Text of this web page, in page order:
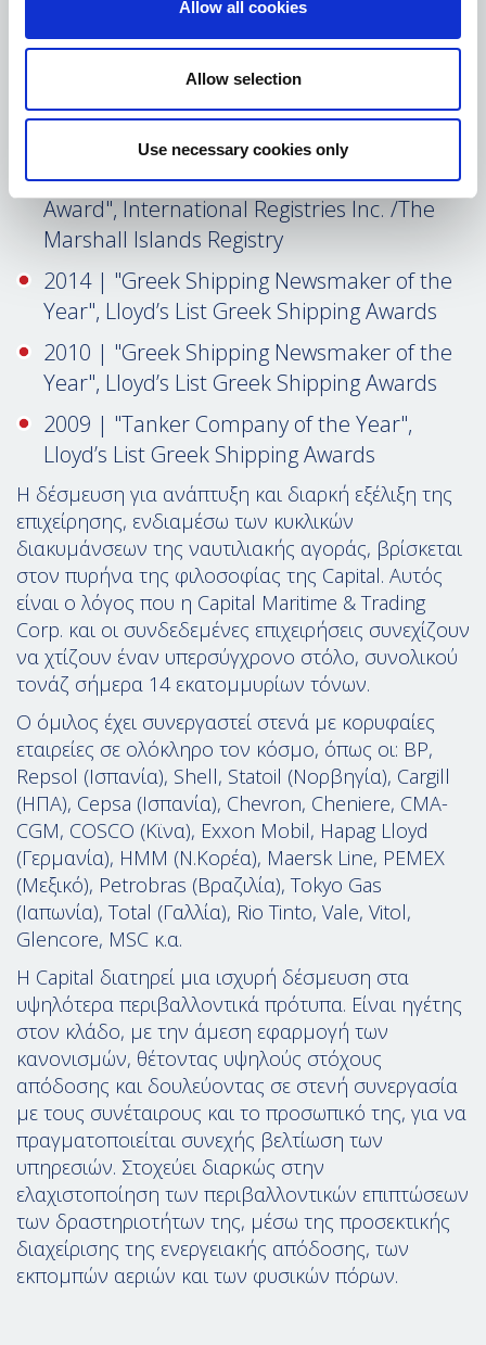
Allow all cookies
Allow selection
Use necessary cookies only
Management and Operations", Lloyd's
Register of Shipping
2017 | "Greek Shipping Personality of the
Year”, Lloyd’s List Greek Shipping Awards
2016 | "Χenakoudis Excellence in Shipping
Award", International Registries Inc. /The
Marshall Islands Registry
2014 | "Greek Shipping Newsmaker of the
Year", Lloyd’s List Greek Shipping Awards
2010 | "Greek Shipping Newsmaker of the
Year", Lloyd’s List Greek Shipping Awards
2009 | "Tanker Company of the Year",
Lloyd’s List Greek Shipping Awards
Η δέσμευση για ανάπτυξη και διαρκή εξέλιξη της
επιχείρησης, ενδιαμέσω των κυκλικών
διακυμάνσεων της ναυτιλιακής αγοράς, βρίσκεται
στον πυρήνα της φιλοσοφίας της Capital. Αυτός
είναι ο λόγος που η Capital Maritime & Trading
Corp. και οι συνδεδεμένες επιχειρήσεις συνεχίζουν
να χτίζουν έναν υπερσύγχρονο στόλο, συνολικού
τονάζ σήμερα 14 εκατομμυρίων τόνων.
Ο όμιλος έχει συνεργαστεί στενά με κορυφαίες
εταιρείες σε ολόκληρο τον κόσμο, όπως οι: BP,
Repsol (Ισπανία), Shell, Statoil (Νορβηγία), Cargill
(ΗΠΑ), Cepsa (Ισπανία), Chevron, Cheniere, CMA-
CGM, COSCO (Κϊνα), Exxon Mobil, Hapag Lloyd
(Γερμανία), HMM (Ν.Κορέα), Maersk Line, PEMEX
(Μεξικό), Petrobras (Βραζιλία), Tokyo Gas
(Ιαπωνία), Total (Γαλλία), Rio Tinto, Vale, Vitol,
Glencore, MSC κ.α.
H Capital διατηρεί μια ισχυρή δέσμευση στα
υψηλότερα περιβαλλοντικά πρότυπα. Είναι ηγέτης
στον κλάδο, με την άμεση εφαρμογή των
κανονισμών, θέτοντας υψηλούς στόχους
απόδοσης και δουλεύοντας σε στενή συνεργασία
με τους συνέταιρους και το προσωπικό της, για να
πραγματοποιείται συνεχής βελτίωση των
υπηρεσιών. Στοχεύει διαρκώς στην
ελαχιστοποίηση των περιβαλλοντικών επιπτώσεων
των δραστηριοτήτων της, μέσω της προσεκτικής
διαχείρισης της ενεργειακής απόδοσης, των
εκπομπών αεριών και των φυσικών πόρων.